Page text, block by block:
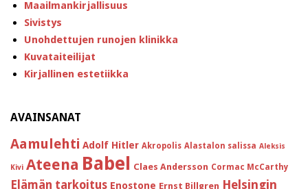
Maailmankirjallisuus
Sivistys
Unohdettujen runojen klinikka
Kuvataiteilijat
Kirjallinen estetiikka
AVAINSANAT
Aamulehti Adolf Hitler Akropolis Alastalon salissa Aleksis
Kivi Ateena Babel Claes Andersson Cormac McCarthy
Elämän tarkoitus Enostone Ernst Billgren Helsingin